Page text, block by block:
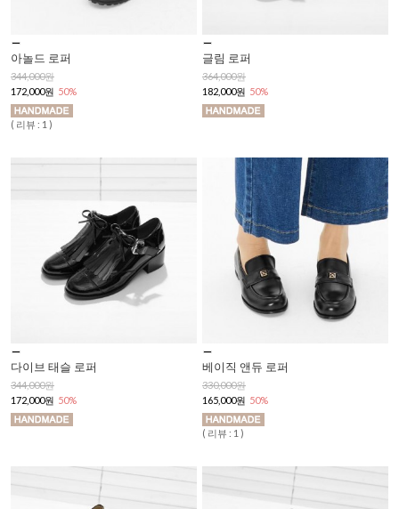
아놀드 로퍼
344,000원
172,000원 50%
( 리뷰 : 1 )
글림 로퍼
364,000원
182,000원 50%
다이브 태슬 로퍼
344,000원
172,000원 50%
베이직 앤듀 로퍼
330,000원
165,000원 50%
( 리뷰 : 1 )